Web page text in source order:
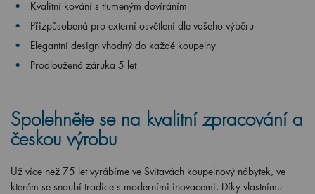
Kvalitní kování s tlumeným dovíráním
Přizpůsobená pro externí osvětlení dle vašeho výběru
Elegantní design vhodný do každé koupelny
Prodloužená záruka 5 let
Spolehněte se na kvalitní zpracování a
českou výrobu
Už více než 75 let vyrábíme ve Svitavách koupelnový nábytek, ve
kterém se snoubí tradice s moderními inovacemi. Díky vlastnímu